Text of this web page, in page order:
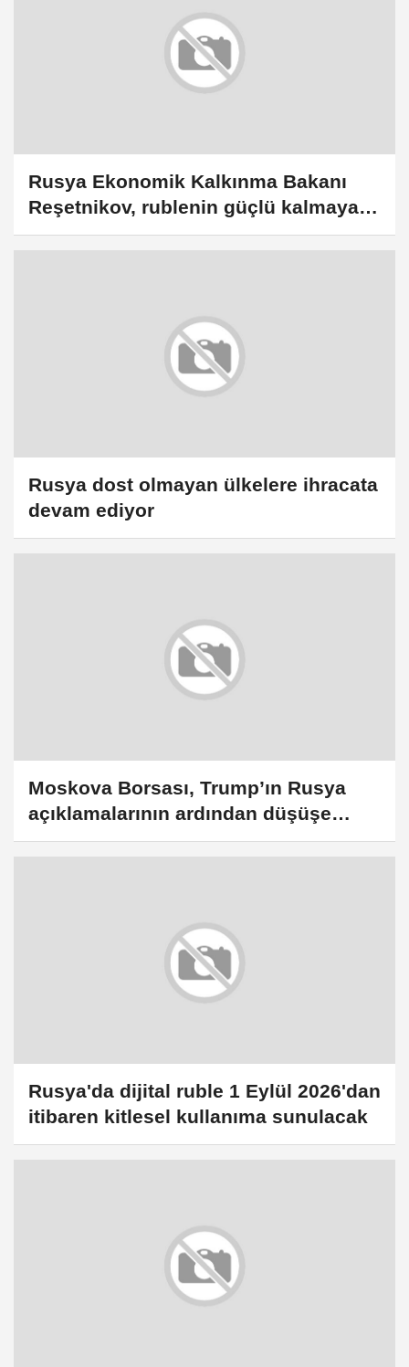
Rusya Ekonomik Kalkınma Bakanı
Reşetnikov, rublenin güçlü kalmaya
devam edeceğini söyledi
Rusya dost olmayan ülkelere ihracata
devam ediyor
Moskova Borsası, Trump’ın Rusya
açıklamalarının ardından düşüşe
geçti
Rusya'da dijital ruble 1 Eylül 2026'dan
itibaren kitlesel kullanıma sunulacak